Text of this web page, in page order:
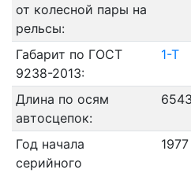
от колесной пары на
рельсы:
Габарит по ГОСТ
9238-2013:
1-Т
Длина по осям
автосцепок:
Год начала
серийного
1977